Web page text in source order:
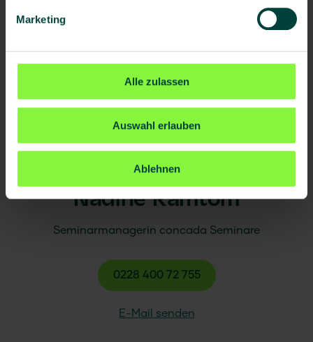
Marketing
Alle zulassen
Auswahl erlauben
Ablehnen
Nadine Ramtom
Seminarmanagerin concada Seminare
0228 400 72 755
E-Mail senden